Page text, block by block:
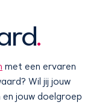
.
met een ervaren
Wil jij jouw
jouw doelgroep